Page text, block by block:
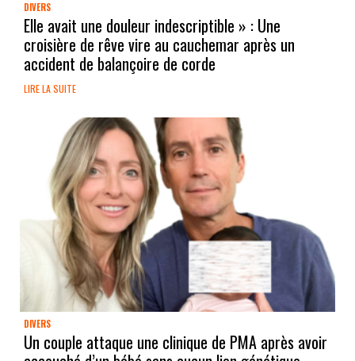
DIVERS
Elle avait une douleur indescriptible » : Une
croisière de rêve vire au cauchemar après un
accident de balançoire de corde
LIRE LA SUITE
DIVERS
Un couple attaque une clinique de PMA après avoir